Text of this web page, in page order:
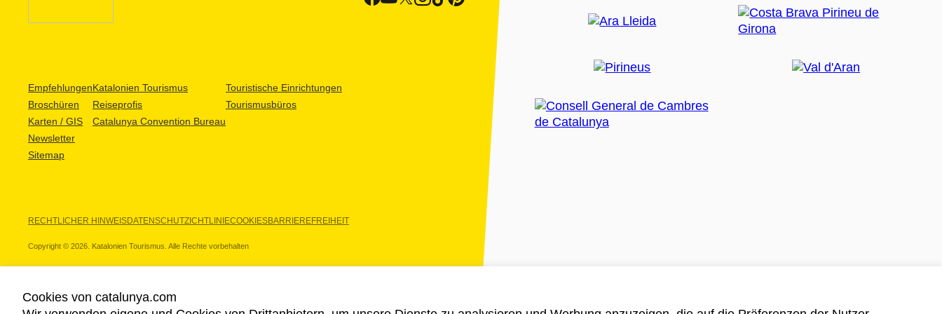
Empfehlungen
Broschüren
Karten / GIS
Newsletter
Sitemap
Katalonien Tourismus
Reiseprofis
Catalunya Convention Bureau
Touristische Einrichtungen
Tourismusbüros
RECHTLICHER HINWEISDATENSCHUTZICHTLINIECOOKIESBARRIEREFREIHEIT
Copyright © 2026. Katalonien Tourismus. Alle Rechte vorbehalten
Cookies von catalunya.com